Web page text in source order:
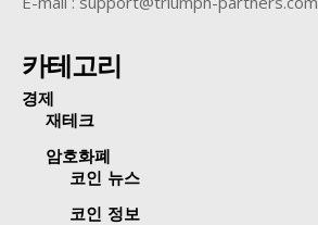
카테고리
경제
재테크
암호화폐
코인 뉴스
코인 정보